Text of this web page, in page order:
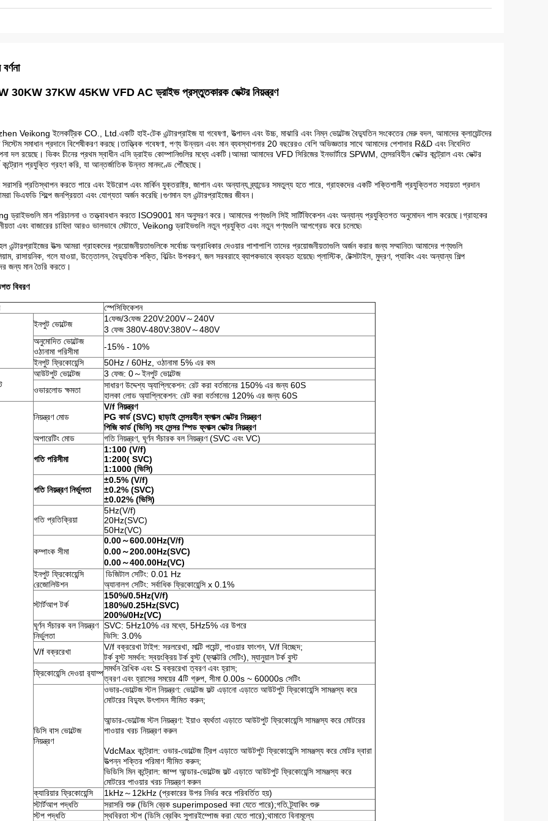
30KW 37KW 45KW VFD AC ড্রাইভ প্রস্তুতকারক ভেক্টর নিয়ন্ত্রণ
Veikong ইলেকট্রিক CO., Ltd.একটি হাই-টেক এন্টারপ্রাইজ যা গবেষণা, উত্পাদন এবং উচ্চ, মাঝারি এবং নিম্ন ভোল্টেজ বৈদ্যুতিন সংকেতের মেরু বদল, আমাদের ক্লায়েন্টদের
সমাধান প্রদানে বিশেষীকরণ করছে।তাত্ত্বিক গবেষণা, পণ্য উন্নয়ন এবং মান ব্যবস্থাপনার 20 বছরেরও বেশি অভিজ্ঞতার সাথে আমাদের পেশাদার R&D এবং নিবেদিত
দল রয়েছে। ভিকং চীনের প্রথম স্বাধীন এসি ড্রাইভ কোম্পানিগুলির মধ্যে একটি।আমরা আমাদের VFD সিরিজের ইনভার্টারে SPWM, সেন্সরবিহীন ভেক্টর কন্ট্রোল এবং ভেক্টর
কন্ট্রোল প্রযুক্তি গ্রহণ করি, যা আন্তর্জাতিক উন্নত মানদণ্ডে পৌঁছেছে।
প্রতিস্থাপন করতে পারে এবং ইউরোপ এবং মার্কিন যুক্তরাষ্ট্র, জাপান এবং অন্যান্য ব্র্যান্ডের সমতুল্য হতে পারে, গ্রাহকদের একটি শক্তিশালী প্রযুক্তিগত সহায়তা প্রদান
ভিএফডি শিল্পে জনপ্রিয়তা এবং যোগ্যতা অর্জন করেছি।গুণমান হল এন্টারপ্রাইজের জীবন।
ড্রাইভগুলি মান পরিচালনা ও তত্ত্বাবধান করতে ISO9001 মান অনুসরণ করে। আমাদের পণ্যগুলি সিই সার্টিফিকেশন এবং অন্যান্য প্রযুক্তিগত অনুমোদন পাস করেছে।গ্রাহকের
এবং বাজারের চাহিদা আরও ভালভাবে মেটাতে, Veikong ড্রাইভগুলি নতুন প্রযুক্তি এবং নতুন পণ্যগুলি আপগ্রেড করে চলেছে৷
এন্টারপ্রাইজের উত্স৷ আমরা গ্রাহকদের প্রয়োজনীয়তাগুলিকে সর্বোচ্চ অগ্রাধিকার দেওয়ার পাশাপাশি তাদের প্রয়োজনীয়তাগুলি অর্জন করার জন্য সম্মানিত৷ আমাদের পণ্যগুলি
রাসায়নিক, গলে যাওয়া, উত্তোলন, বৈদ্যুতিক শক্তি, বিল্ডিং উপকরণ, জল সরবরাহে ব্যাপকভাবে ব্যবহৃত হয়েছে৷ প্লাস্টিক, টেক্সটাইল, মুদ্রণ, প্যাকিং এবং অন্যান্য শিল্প
জন্য মান তৈরি করতে।
বিবরণ
স্পেসিফিকেশন
ইনপুট ভোল্টেজ
1ফেজ/3ফেজ 220V:200V～240V
3 ফেজ 380V-480V:380V～480V
অনুমোদিত ভোল্টেজ
ওঠানামা পরিসীমা
-15% - 10%
ইনপুট ফ্রিকোয়েন্সি
50Hz / 60Hz, ওঠানামা 5% এর কম
আউটপুট ভোল্টেজ
3 ফেজ: 0～ইনপুট ভোল্টেজ
ওভারলোড ক্ষমতা
সাধারণ উদ্দেশ্য অ্যাপ্লিকেশন: রেট করা বর্তমানের 150% এর জন্য 60S
হালকা লোড অ্যাপ্লিকেশন: রেট করা বর্তমানের 120% এর জন্য 60S
নিয়ন্ত্রণ মোড
V/f নিয়ন্ত্রণ
PG কার্ড (SVC) ছাড়াই সেন্সরহীন ফ্লাক্স ভেক্টর নিয়ন্ত্রণ
পিজি কার্ড (ভিসি) সহ সেন্সর স্পিড ফ্লাক্স ভেক্টর নিয়ন্ত্রণ
অপারেটিং মোড
গতি নিয়ন্ত্রণ, ঘূর্ণন সঁচারক বল নিয়ন্ত্রণ (SVC এবং VC)
গতি পরিসীমা
1:100 (V/f)
1:200( SVC)
1:1000 (ভিসি)
গতি নিয়ন্ত্রণ নির্ভুলতা
±0.5% (V/f)
±0.2% (SVC)
±0.02% (ভিসি)
গতি প্রতিক্রিয়া
5Hz(V/f)
20Hz(SVC)
50Hz(VC)
কম্পাংক সীমা
0.00～600.00Hz(V/f)
0.00～200.00Hz(SVC)
0.00～400.00Hz(VC)
ইনপুট ফ্রিকোয়েন্সি
রেজোলিউশন
ডিজিটাল সেটিং: 0.01 Hz
অ্যানালগ সেটিং: সর্বাধিক ফ্রিকোয়েন্সি x 0.1%
স্টার্টআপ টর্ক
150%/0.5Hz(V/f)
180%/0.25Hz(SVC)
200%/0Hz(VC)
ঘূর্ণন সঁচারক বল নিয়ন্ত্রণ
নির্ভুলতা
SVC: 5Hz10% এর মধ্যে, 5Hz5% এর উপরে
ভিসি: 3.0%
V/f বক্ররেখা
V/f বক্ররেখা টাইপ: সরলরেখা, মাল্টি পয়েন্ট, পাওয়ার ফাংশন, V/f বিচ্ছেদ;
টর্ক বুস্ট সমর্থন: স্বয়ংক্রিয় টর্ক বুস্ট (ফ্যাক্টরি সেটিং), ম্যানুয়াল টর্ক বুস্ট
ফ্রিকোয়েন্সি দেওয়া র‌্যাম্পসমর্থন রৈখিক এবং S বক্ররেখা ত্বরণ এবং হ্রাস;
ত্বরণ এবং হ্রাসের সময়ের 4টি গ্রুপ, সীমা 0.00s ~ 60000s সেটিং
ডিসি বাস ভোল্টেজ
নিয়ন্ত্রণ
ওভার-ভোল্টেজ স্টল নিয়ন্ত্রণ: ভোল্টেজ ফল্ট এড়ানো এড়াতে আউটপুট ফ্রিকোয়েন্সি সামঞ্জস্য করে
মোটরের বিদ্যুৎ উৎপাদন সীমিত করুন;
আন্ডার-ভোল্টেজ স্টল নিয়ন্ত্রণ: ইয়াও ব্যর্থতা এড়াতে আউটপুট ফ্রিকোয়েন্সি সামঞ্জস্য করে মোটরের
পাওয়ার খরচ নিয়ন্ত্রণ করুন
VdcMax কন্ট্রোল: ওভার-ভোল্টেজ ট্রিপ এড়াতে আউটপুট ফ্রিকোয়েন্সি সামঞ্জস্য করে মোটর দ্বারা
উত্পন্ন শক্তির পরিমাণ সীমিত করুন;
ভিডিসি মিন কন্ট্রোল: জাম্প আন্ডার-ভোল্টেজ ফল্ট এড়াতে আউটপুট ফ্রিকোয়েন্সি সামঞ্জস্য করে
মোটরের পাওয়ার খরচ নিয়ন্ত্রণ করুন
ক্যারিয়ার ফ্রিকোয়েন্সি
1kHz～12kHz (প্রকারের উপর নির্ভর করে পরিবর্তিত হয়)
স্টার্টআপ পদ্ধতি
সরাসরি শুরু (ডিসি ব্রেক superimposed করা যেতে পারে);গতি ট্র্যাকিং শুরু
স্টপ পদ্ধতি
স্থবিরতা স্টপ (ডিসি ব্রেকিং সুপারইম্পোজ করা যেতে পারে);থামাতে বিনামূল্যে